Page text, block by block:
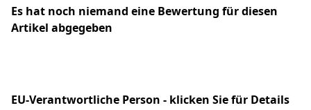
Es hat noch niemand eine Bewertung für diesen
Artikel abgegeben
EU-Verantwortliche Person - klicken Sie für Details